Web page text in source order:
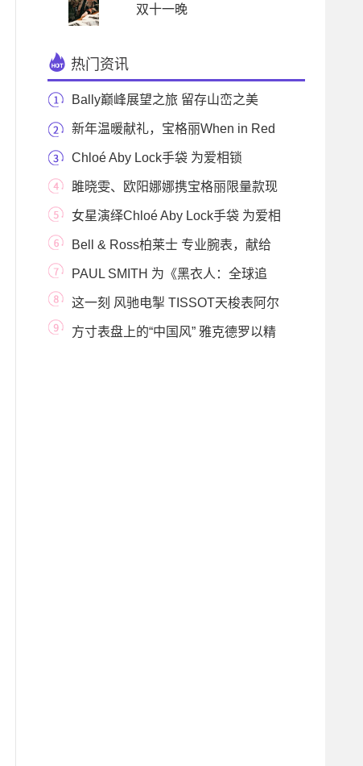
双十一晚
热门资讯
Bally巅峰展望之旅 留存山峦之美
新年温暖献礼，宝格丽When in Red
系列点燃绚烂红色
Chloé Aby Lock手袋 为爱相锁
雎晓雯、欧阳娜娜携宝格丽限量款现
身，诠释酷
女星演绎Chloé Aby Lock手袋 为爱相
锁 Bell & Ross柏莱士 专业腕表，献给
专业人士PAUL SMITH 为《黑衣人：全球追
缉》推出限量特别系
这一刻 风驰电掣 TISSOT天梭表阿尔
派车载系列腕表
方寸表盘上的“中国风” 雅克德罗以精